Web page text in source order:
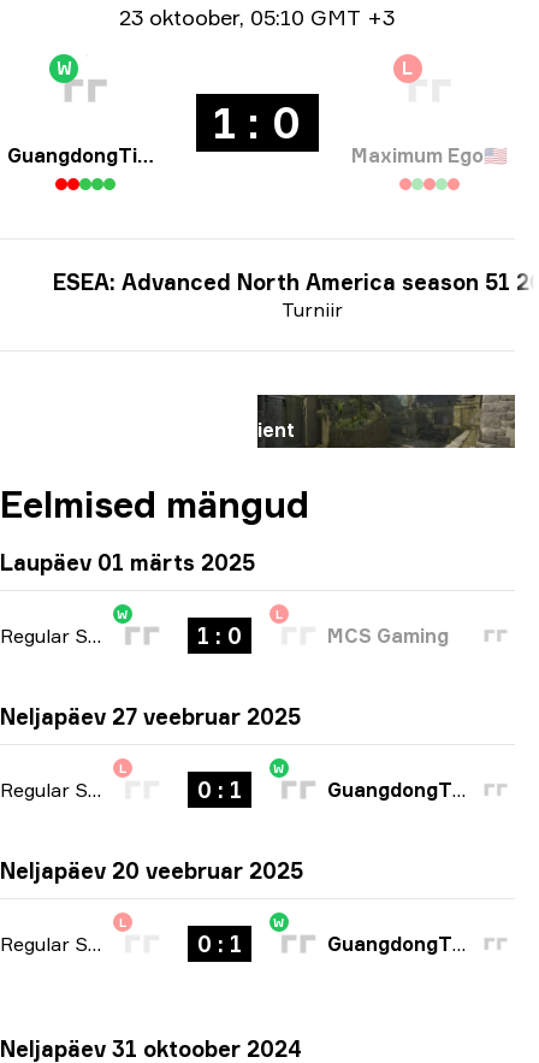
23 oktoober, 05:10 GMT +3
W
GuangdongTigers
1 : 0
L
Maximum Ego🇺🇸
Turniir
ESEA: Advanced North America season 51
Ancient
Eelmised mängud
Laupäev 01 märts 2025
Regular Season -
W
1 : 0
L
MCS Gaming
Neljapäev 27 veebruar 2025
Regular Season
L
0 : 1
W
GuangdongTigers
Neljapäev 20 veebruar 2025
Regular Season
L
0 : 1
W
GuangdongTigers
Neljapäev 31 oktoober 2024